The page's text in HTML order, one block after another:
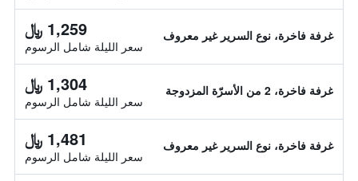
غرفة فاخرة، نوع السرير غير معروف 1,259 ﷼
سعر الليلة شامل الرسوم
غرفة فاخرة، 2 من الأسرّة المزدوجة 1,304 ﷼
سعر الليلة شامل الرسوم
غرفة فاخرة، نوع السرير غير معروف 1,481 ﷼
سعر الليلة شامل الرسوم